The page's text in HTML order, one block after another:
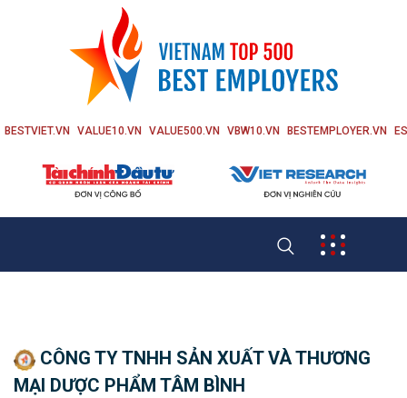
BESTVIET.VN VALUE10.VN VALUE500.VN VBW10.VN BESTEMPLOYER.VN
CÔNG TY TNHH SẢN XUẤT VÀ THƯƠNG
MẠI DƯỢC PHẨM TÂM BÌNH